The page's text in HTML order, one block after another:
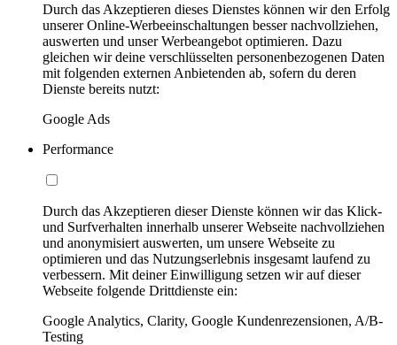
Durch das Akzeptieren dieses Dienstes können wir den Erfolg
unserer Online-Werbeeinschaltungen besser nachvollziehen,
auswerten und unser Werbeangebot optimieren. Dazu
gleichen wir deine verschlüsselten personenbezogenen Daten
mit folgenden externen Anbietenden ab, sofern du deren
Dienste bereits nutzt:
Google Ads
Performance
Durch das Akzeptieren dieser Dienste können wir das Klick-
und Surfverhalten innerhalb unserer Webseite nachvollziehen
und anonymisiert auswerten, um unsere Webseite zu
optimieren und das Nutzungserlebnis insgesamt laufend zu
verbessern. Mit deiner Einwilligung setzen wir auf dieser
Webseite folgende Drittdienste ein:
Google Analytics, Clarity, Google Kundenrezensionen, A/B-
Testing